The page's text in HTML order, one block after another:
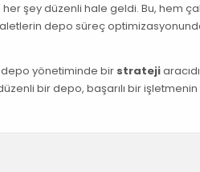
şey düzenli hale geldi. Bu, hem
depo süreç
depo yönetiminde bir strateji
bir depo, başarılı bir